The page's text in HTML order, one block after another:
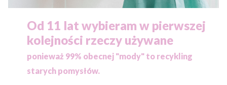
Od 11 lat wybieram w pierwszej
kolejności rzeczy używane
ponieważ 99% obecnej "mody" to recykling
starych pomysłów.